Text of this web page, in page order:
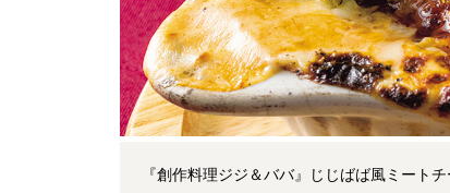
『創作料理ジジ＆ババ』じじばば風ミー